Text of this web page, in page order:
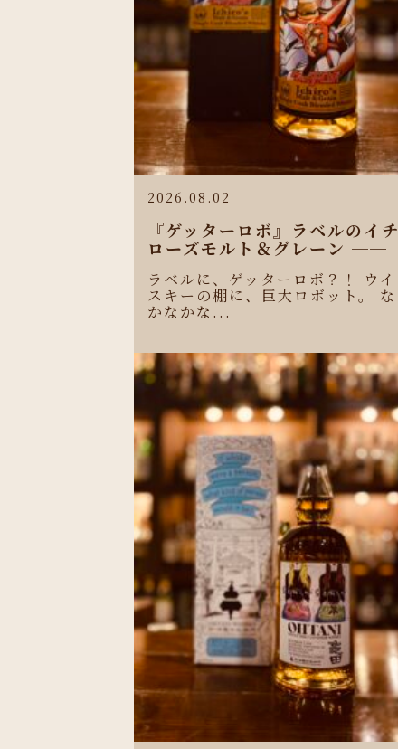
2026.08.02
『ゲッターロボ』ラベルのイチ
ローズモルト＆グレーン ──
ラベルに、ゲッターロボ？！ ウイ
スキーの棚に、巨大ロボット。 な
かなかな...